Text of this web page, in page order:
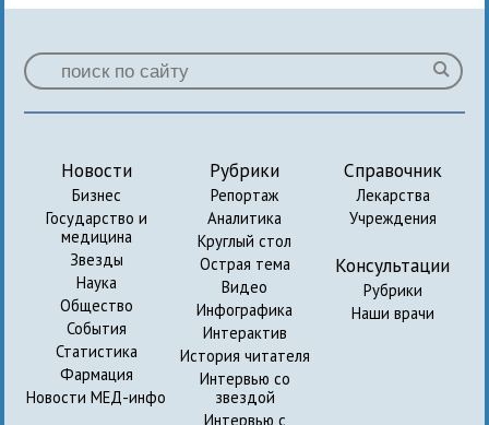
Новости
Бизнес
Государство и
медицина
Звезды
Наука
Общество
События
Статистика
Фармация
Новости МЕД-инфо
Рубрики
Репортаж
Аналитика
Круглый стол
Острая тема
Видео
Инфографика
Интерактив
История читателя
Интервью со
звездой
Интервью с
Справочник
Лекарства
Учреждения
Консультации
Рубрики
Наши врачи